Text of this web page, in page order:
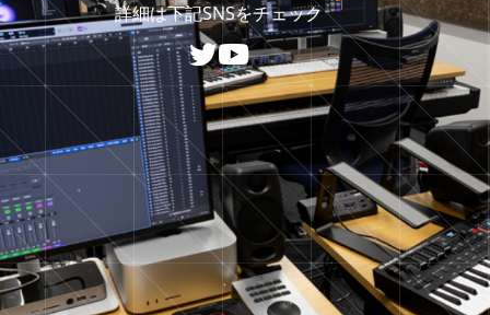
詳細は下記SNSをチェック